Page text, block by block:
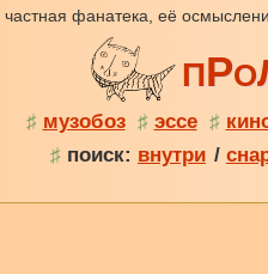
частная фанатека, её
ПРО
♯ музобоз ♯ эссе ♯
♯ поиск: внутри /